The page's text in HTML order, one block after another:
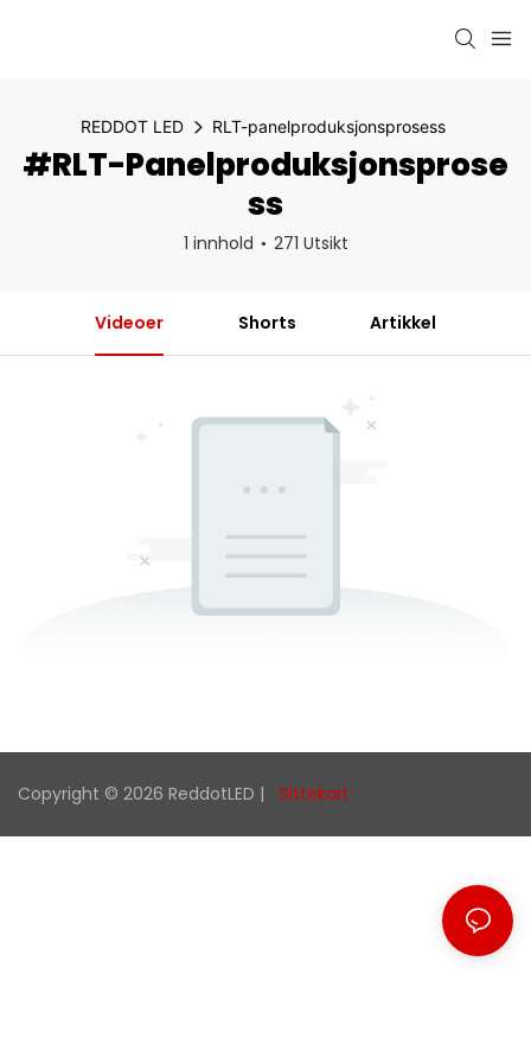
REDDOT LED RLT-panelproduksjonsprosess
#RLT-Panelproduksjonsprose
Ss
1 innhold 271 Utsikt
Videoer Shorts Artikkel
Copyright © 2026 ReddotLED | Sittekart